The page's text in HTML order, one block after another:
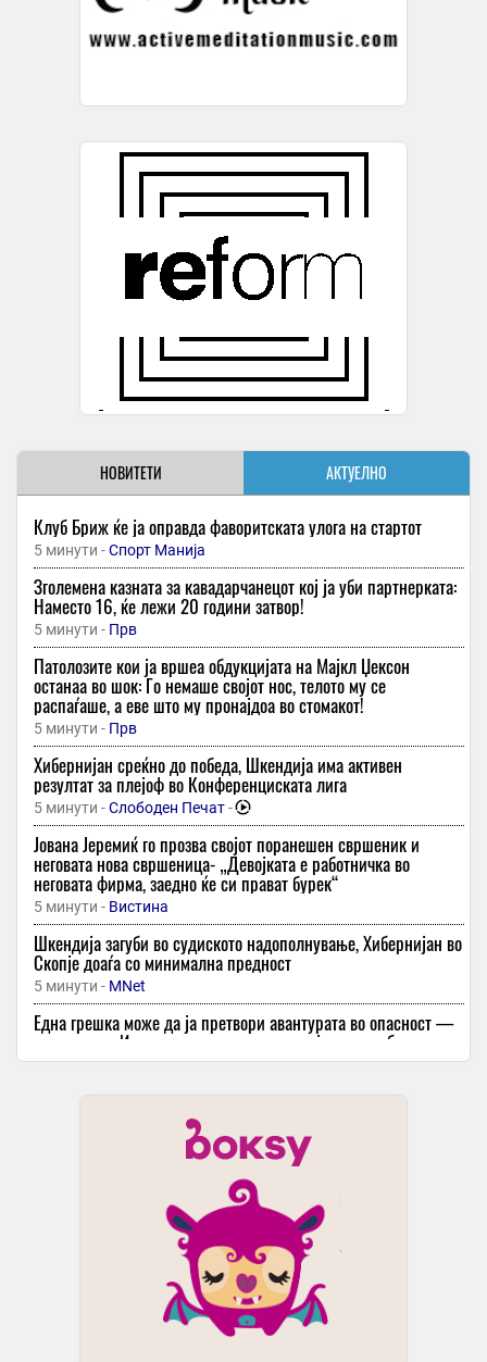
НОВИТЕТИ АКТУЕЛНО
Клуб Бриж ќе ја оправда фаворитската улога на стартот
5 минути -Спорт Манија
Зголемена казната за кавадарчанецот кој ја уби партнерката:
Наместо 16, ќе лежи 20 години затвор!
5 минути - Прв
Патолозите кои ја вршеа обдукцијата на Мајкл Џексон
останаа во шок: Го немаше својот нос, телото му се
распаѓаше, а еве што му пронајдоа во стомакот!
5 минути - Прв
Хибернијан среќно до победа, Шкендија има активен
резултат за плејоф во Конференциската лига
5 минути -Слободен Печат-
Јована Јеремиќ го прозва својот поранешен свршеник и
неговата нова свршеница- „Девојката е работничка во
неговата фирма, заедно ќе си прават бурек“
5 минути - Вистина
Шкендија загуби во судиското надополнување, Хибернијан во
Скопје доаѓа со минимална предност
5 минути - MNet
Една грешка може да ја претвори авантурата во опасност —
планинарот Илиевски открива на што најмногу треба да
внимавате
Штипјанецот Стојанче Стојанов ќе им суди на Башкими и
Тиквеш, Качевски на Брегалница и Арсими
Кефир – едноставна инспирација за вкусни комбинации во
текот на целиот ден
Се поставува нова фитнес зона во ООУ „Мирче Ацев“ во
Скопје Инфо-